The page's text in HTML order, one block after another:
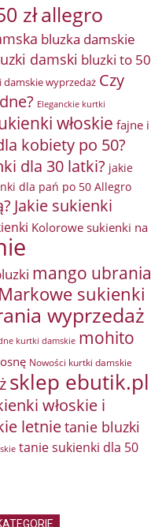
złallegro
bluzka damskie
damski bluzki to 50
damskie wyprzedaż Czy
Eleganckie kurtki
włoskie fajne i
kobiety po 50?
dla 30 latki? jakie
dla pań po 50 Allegro
Jakie sukienki
Kolorowe sukienki na
mango ubrania
Markowe sukienki
wyprzedaż
kurtki damskie mohito
Nowości kurtki damskie
sklep ebutik.pl
włoskie i
letnietanie bluzki
tanie sukienki dla 50